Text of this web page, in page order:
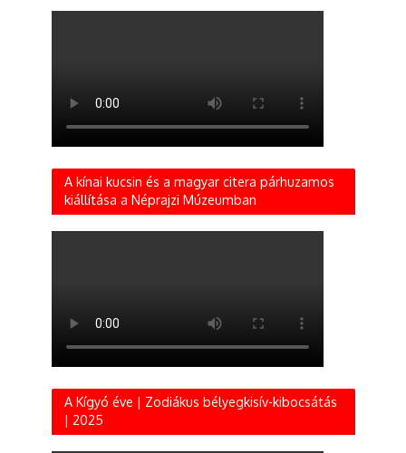
A kínai kucsin és a magyar citera párhuzamos
kiállítása a Néprajzi Múzeumban
A Kígyó éve | Zodiákus bélyegkisív-kibocsátás
| 2025